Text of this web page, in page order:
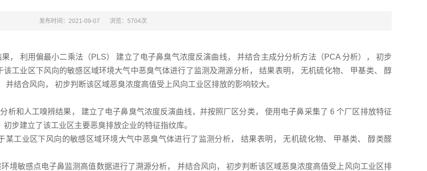
发布时间：2021-09-07 浏览：5704次
， 利用偏最小二乘法（PLS） 建立了电子鼻臭气浓度反演曲线， 并结合主成分分析方法（PCA 分析）， 初步
工业区下风向的敏感区域环境大气中恶臭气体进行了监测及溯源分析， 结果表明， 无机硫化物、 甲基类、 醇
结合风向， 初步判断该区域恶臭浓度高值受上风向工业区排放的影响较大。
析和人工嗅辨结果， 建立了电子鼻臭气浓度反演曲线，并按照厂区分类， 使用电子鼻采集了 6 个厂区排放特征
步建立了该工业区主要恶臭排放企业的特征指纹库。
某工业区下风向的敏感区域环境大气中恶臭气体进行了监测分析， 结果表明， 无机硫化物、 甲基类、 醇类醛
境敏感点电子鼻监测高值数据进行了溯源分析， 并结合风向， 初步判断该区域恶臭浓度高值受上风向工业区排